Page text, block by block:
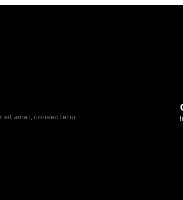
sit amet, consec tetur